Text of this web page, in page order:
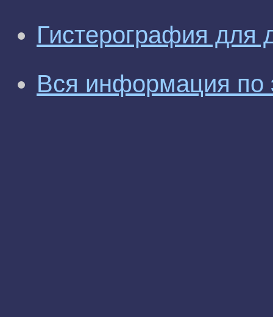
Гистерография для
Вся информация по